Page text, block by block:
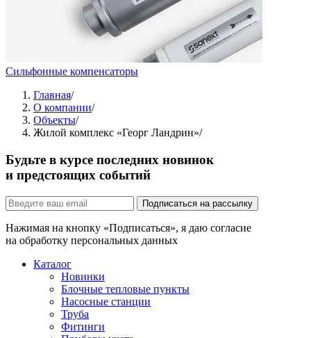
Сильфонные компенсаторы
Главная/
О компании/
Объекты/
Жилой комплекс «Георг Ландрин»/
Будьте в курсе последних новинок
и предстоящих событий
Подписаться на рассылку
Нажимая на кнопку «Подписаться», я даю согласие
на обработку персональных данных
Каталог
Новинки
Блочные тепловые пункты
Насосные станции
Труба
Фитинги